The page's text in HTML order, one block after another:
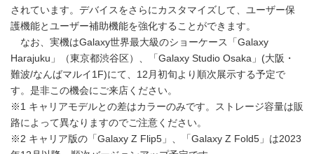
されています。デバイスをさらにカスタマイズして、ユーザー保
護機能とユーザー補助機能を強化することができます。
なお、実機はGalaxy世界最大級のショーケース「Galaxy
Harajuku」（東京都渋谷区）、「Galaxy Studio Osaka」(大阪・
難波/なんばマルイ1F)にて、12月初旬より順次展示する予定で
す。是非この機会にご来店ください。
※1 キャリアモデルとの差はカラーのみです。ストレージ容量は販
路によって異なりますのでご注意ください。
※2 キャリア版の「Galaxy Z Flip5」、「Galaxy Z Fold5」は2023